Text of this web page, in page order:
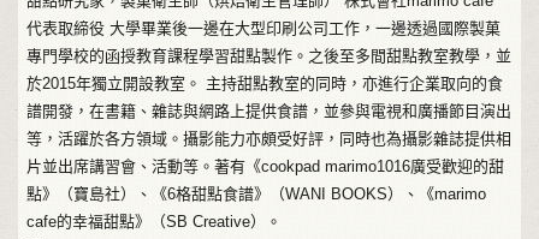
代表取締役 大學畢業後一邊在大型印刷公司工作，一邊透過國際製菓
專門學校的函授教育課程學習甜點製作。之後至多間甜點教室教學，並
於2015年獨立開設教室。 主持甜點教室的同時，亦進行企業取向的食
譜開發，在書籍、雜誌與網路上提供食譜，並參與電視和廣播節目演出
等，活躍於各方領域。攝影能力亦頗受好評，同時也為攝影雜誌提供相
片並出席講習會、活動等。著有《cookpad marimo1016廣受歡迎的甜
點》（寶島社）、《6格甜點食譜》（WANI BOOKS）、《marimo
cafe的幸福甜點》（SB Creative）。